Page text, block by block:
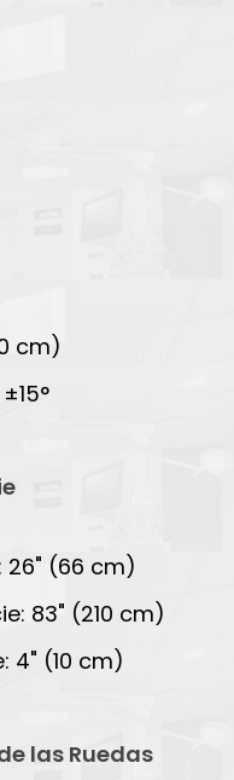
cm)
26" (66 cm)
83" (210 cm)
4" (10 cm)
las Ruedas